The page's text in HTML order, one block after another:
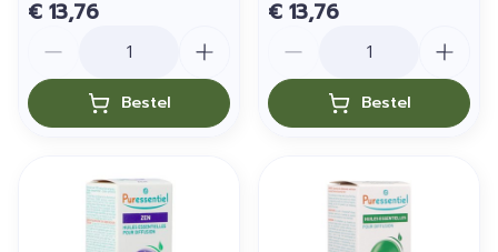
€ 13,76
Bestel
€ 13,76
Bestel